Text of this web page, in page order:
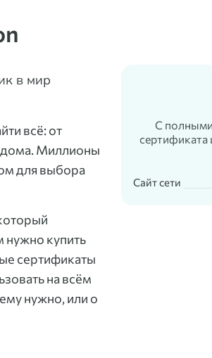
в мир
всё: от
дома. Миллионы
для выбора
нужно купить
сертификаты
на всём
нужно, или о
С полными
сертификата
Сайт сети